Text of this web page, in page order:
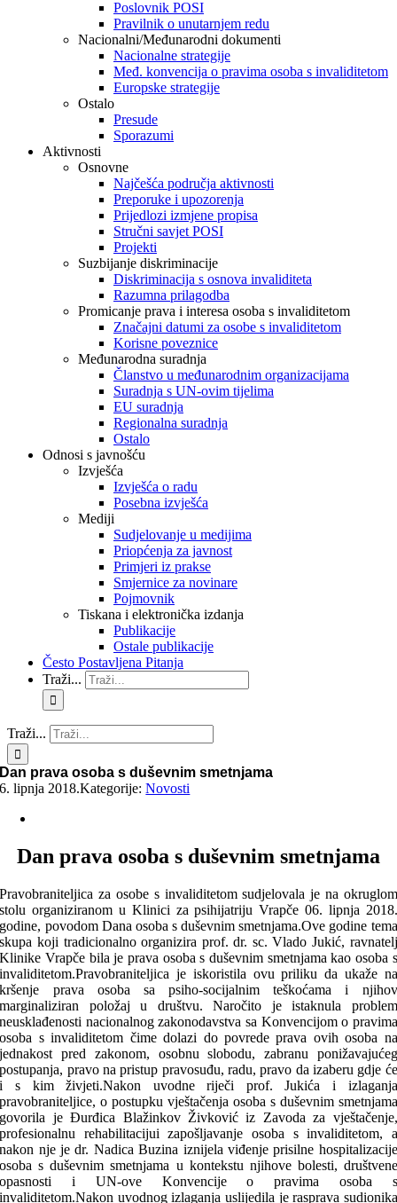
Poslovnik POSI
Pravilnik o unutarnjem redu
Nacionalni/Međunarodni dokumenti
Nacionalne strategije
Međ. konvencija o pravima osoba s invaliditetom
Europske strategije
Ostalo
Presude
Sporazumi
Aktivnosti
Osnovne
Najčešća područja aktivnosti
Preporuke i upozorenja
Prijedlozi izmjene propisa
Stručni savjet POSI
Projekti
Suzbijanje diskriminacije
Diskriminacija s osnova invaliditeta
Razumna prilagodba
Promicanje prava i interesa osoba s invaliditetom
Značajni datumi za osobe s invaliditetom
Korisne poveznice
Međunarodna suradnja
Članstvo u međunarodnim organizacijama
Suradnja s UN-ovim tijelima
EU suradnja
Regionalna suradnja
Ostalo
Odnosi s javnošću
Izvješća
Izvješća o radu
Posebna izvješća
Mediji
Sudjelovanje u medijima
Priopćenja za javnost
Primjeri iz prakse
Smjernice za novinare
Pojmovnik
Tiskana i elektronička izdanja
Publikacije
Ostale publikacije
Često Postavljena Pitanja
Traži...
Traži...
Dan prava osoba s duševnim smetnjama
6. lipnja 2018.Kategorije:Novosti
Dan prava osoba s duševnim smetnjama
Pravobraniteljica za osobe s invaliditetom sudjelovala je na okruglom
stolu organiziranom u Klinici za psihijatriju Vrapče 06. lipnja 2018.
godine, povodom Dana osoba s duševnim smetnjama.Ove godine tema
skupa koji tradicionalno organizira prof. dr. sc. Vlado Jukić, ravnatelj
Klinike Vrapče bila je prava osoba s duševnim smetnjama kao osoba s
invaliditetom.Pravobraniteljica je iskoristila ovu priliku da ukaže na
kršenje prava osoba sa psiho-socijalnim teškoćama i njihov
marginaliziran položaj u društvu. Naročito je istaknula problem
neusklađenosti nacionalnog zakonodavstva sa Konvencijom o pravima
osoba s invaliditetom čime dolazi do povrede prava ovih osoba na
jednakost pred zakonom, osobnu slobodu, zabranu ponižavajućeg
postupanja, pravo na pristup pravosuđu, radu, pravo da izaberu gdje će
i s kim živjeti.Nakon uvodne riječi prof. Jukića i izlaganja
pravobraniteljice, o postupku vještačenja osoba s duševnim smetnjama
govorila je Đurđica Blažinkov Živković iz Zavoda za vještačenje,
profesionalnu rehabilitacijui zapošljavanje osoba s invaliditetom, a
nakon nje je dr. Nadica Buzina iznijela viđenje prisilne hospitalizacije
osoba s duševnim smetnjama u kontekstu njihove bolesti, društvene
opasnosti i UN-ove Konvencije o pravima osoba s
invaliditetom.Nakon uvodnog izlaganja uslijedila je rasprava sudionika